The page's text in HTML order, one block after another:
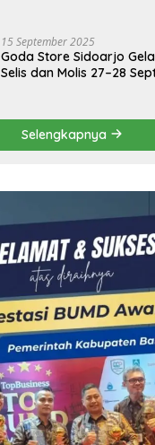
15 September 2025
Goda Store Sidoarjo
Selis dan Molis 27–28
Selengkapnya